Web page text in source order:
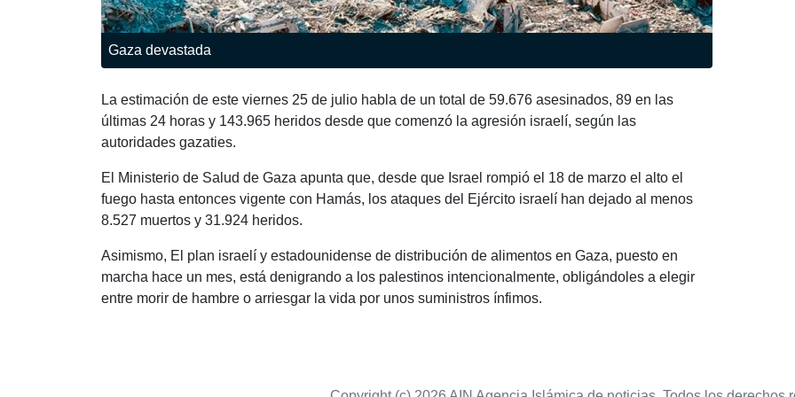
Gaza devastada
La estimación de este viernes 25 de julio habla de un total de 59.676 asesinados, 89 en las
últimas 24 horas y 143.965 heridos desde que comenzó la agresión israelí, según las
autoridades gazaties.
El Ministerio de Salud de Gaza apunta que, desde que Israel rompió el 18 de marzo el alto el
fuego hasta entonces vigente con Hamás, los ataques del Ejército israelí han dejado al menos
8.527 muertos y 31.924 heridos.
Asimismo, El plan israelí y estadounidense de distribución de alimentos en Gaza, puesto en
marcha hace un mes, está denigrando a los palestinos intencionalmente, obligándoles a elegir
entre morir de hambre o arriesgar la vida por unos suministros ínfimos.